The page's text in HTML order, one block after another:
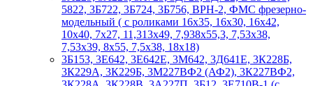
5822, 3Б722, 3Б724, 3Б756, ВРН-2, ФМС фрезерно-
модельный ( с роликами 16х35, 16х30, 16х42,
10х40, 7х27, 11,313х49, 7,938х55,3, 7,53х38,
7,53х39, 8х55, 7,5х38, 18х18)
3Б153, 3Е642, 3Е642Е, 3М642, 3Д641Е, 3К228Б,
3К229А, 3К229Б, 3М227ВФ2 (АФ2), 3К227ВФ2,